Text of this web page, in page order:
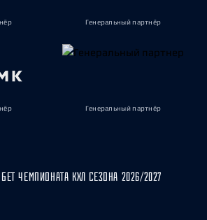
Генеральный партнёр
Генеральный партнёр
ЧЕМПИОНАТА КХЛ СЕЗОНА 2026/2027